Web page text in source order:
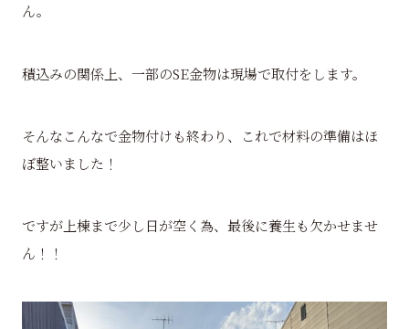
ん。
積込みの関係上、一部のSE金物は現場で取付をします。
そんなこんなで金物付けも終わり、これで材料の準備はほ
ぼ整いました！
ですが上棟まで少し日が空く為、最後に養生も欠かせませ
ん！！